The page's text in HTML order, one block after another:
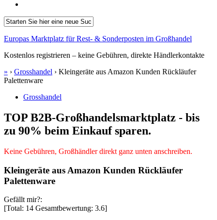
Europas Marktplatz für Rest- & Sonderposten im Großhandel
Kostenlos registrieren – keine Gebühren, direkte Händlerkontakte
» › Grosshandel › Kleingeräte aus Amazon Kunden Rückläufer
Palettenware
Grosshandel
TOP B2B-Großhandelsmarktplatz - bis
zu 90% beim Einkauf sparen.
Keine Gebühren, Großhändler direkt ganz unten anschreiben.
Kleingeräte aus Amazon Kunden Rückläufer
Palettenware
Gefällt mir?:
[Total: 14 Gesamtbewertung: 3.6]